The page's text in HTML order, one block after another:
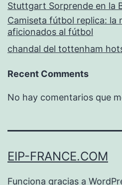
Stuttgart Sorprende en la
Camiseta fútbol replica: la
aficionados al fútbol
chandal del tottenham
Recent Comments
No hay comentarios que
EIP-FRANCE.COM
Funciona gracias a